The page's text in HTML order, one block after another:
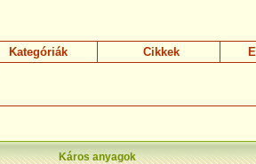
Kategóriák Cikkek
Káros anyagok